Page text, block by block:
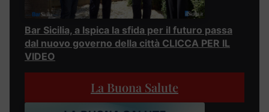
Bar Sicilia, a Ispica la sfida per il futuro passa
dal nuovo governo della città CLICCA PER IL
VIDEO
La Buona Salute